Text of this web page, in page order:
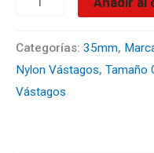
Categorías: 35mm,
Nylon Vástagos, Tamaño
Vástagos